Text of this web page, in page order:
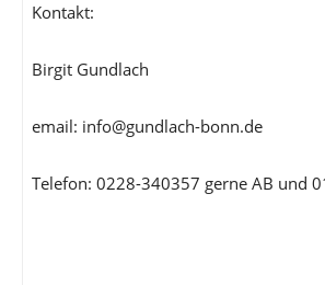
Kontakt:
Birgit Gundlach
email: info@gundlach-bonn.de
Telefon: 0228-340357 gerne AB und